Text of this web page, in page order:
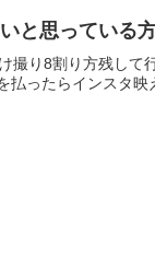
と思っている
撮り8割り方残して
払ったらインスタ